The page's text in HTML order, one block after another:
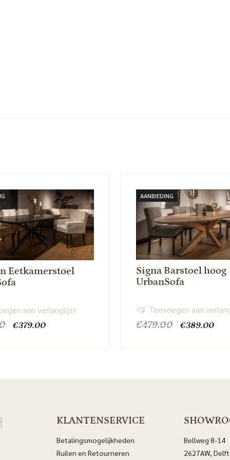
Eetkamerstoel
Oorspronkelijke
€379.00Huidige
aan verlanglijst
AANBIEDING
Signa Barstoel hoog
UrbanSofa
€479.00 €389.00
Toevoegen aan
KLANTENSERVICE
Betalingsmogelijkheden
Ruilen en Retourneren
Bellweg 8-14
2627AW, Delft